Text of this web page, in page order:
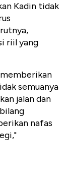
Kadin tidak
riil yang
semuanya
jalan dan
nafas